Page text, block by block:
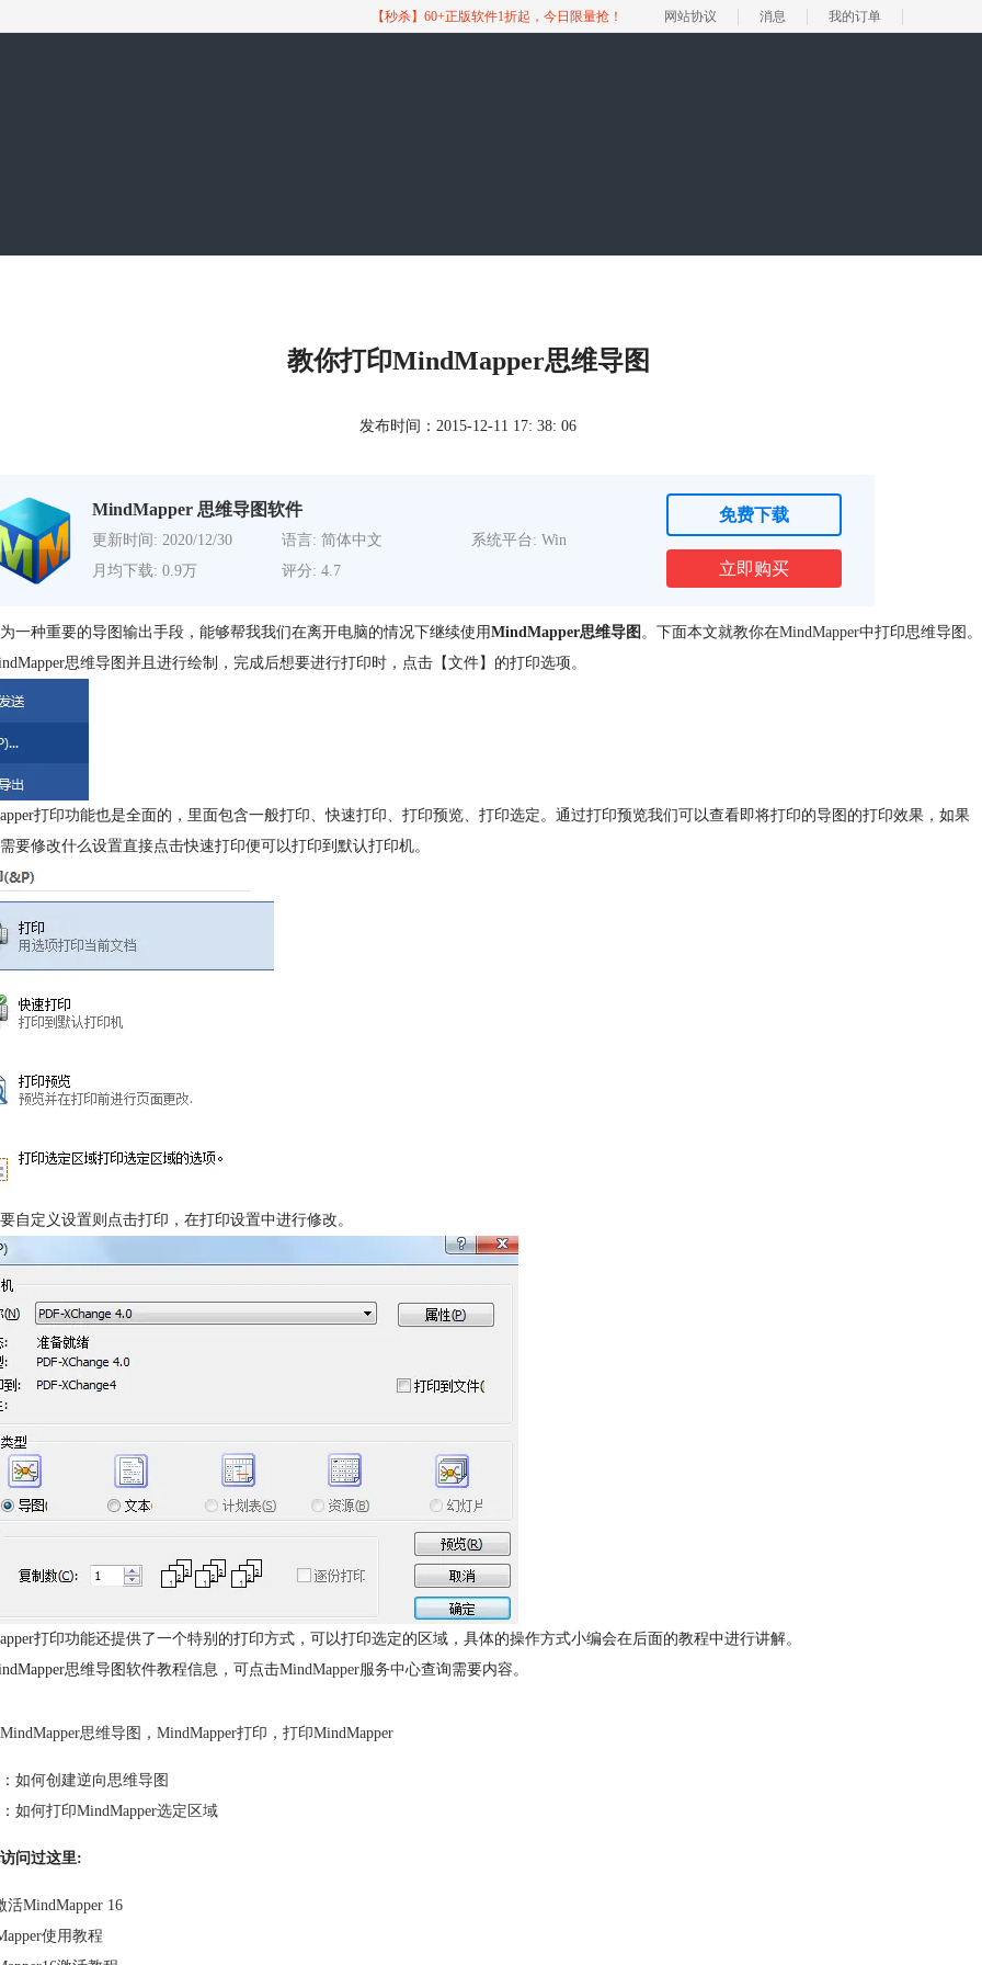
【秒杀】60+正版软件1折起，今日限量抢！ 网站协议 消息 我的订单
教你打印MindMapper思维导图
发布时间：2015-12-11 17: 38: 06
MindMapper 思维导图软件
更新时间: 2020/12/30 语言: 简体中文
系统平台: Win
月均下载: 0.9万
评分: 4.7
免费下载
立即购买
一种重要的导图输出手段，能够帮我我们在离开电脑的情况下继续使用MindMapper思维导图 。下面本文就教你在MindMapper中打印思维导图。
思维导图并且进行绘制，完成后想要进行打印时，点击【文件】的打印选项。
打印功能也是全面的，里面包含一般打印、快速打印、打印预览、打印选定。通过打印预览我们可以查看即将打印的导图的打印效果，如果
要修改什么设置直接点击快速打印便可以打印到默认打印机。
自定义设置则点击打印，在打印设置中进行修改。
打印功能还提供了一个特别的打印方式，可以打印选定的区域，具体的操作方式小编会在后面的教程中进行讲解。
思维导图软件教程信息，可点击MindMapper服务中心查询需要内容。
MindMapper思维导图 ， MindMapper打印 ， 打印MindMapper
如何创建逆向思维导图
如何打印MindMapper选定区域
问过这里:
活MindMapper 16
使用教程